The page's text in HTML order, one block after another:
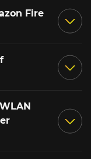
Fire